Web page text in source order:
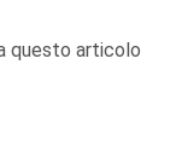
questo articolo